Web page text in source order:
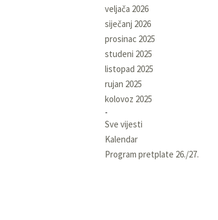
veljača 2026
siječanj 2026
prosinac 2025
studeni 2025
listopad 2025
rujan 2025
kolovoz 2025
Sve vijesti
Kalendar
Program pretplate 26./27.